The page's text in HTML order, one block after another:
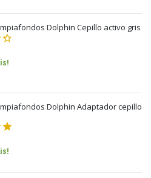
Dolphin Cepillo activo gris
Dolphin Adaptador cepillo